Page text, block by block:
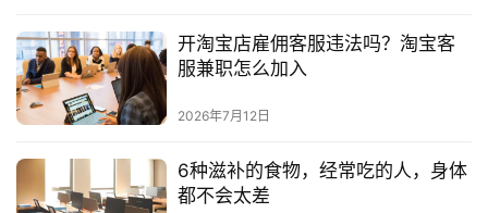
开淘宝店雇佣客服违法吗？淘宝客
服兼职怎么加入
2026年7月12日
6种滋补的食物，经常吃的人，身体
都不会太差